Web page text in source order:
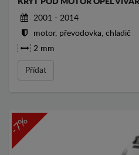
2001 - 2014
motor, převodovka, chladič
2 mm
Přídat
-7%